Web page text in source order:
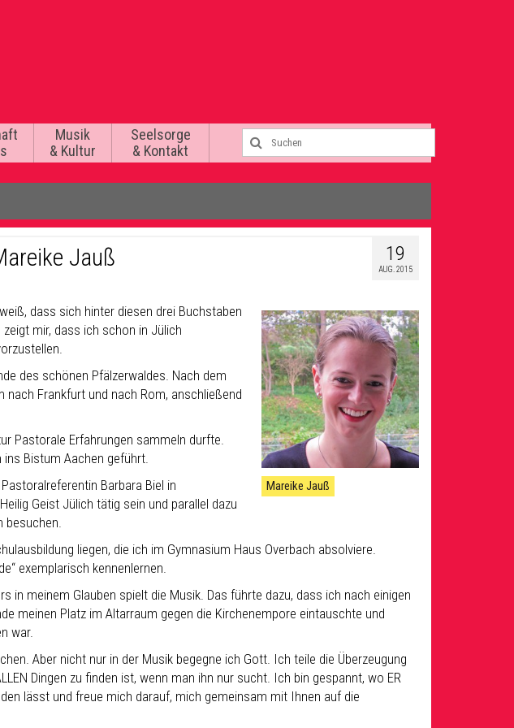
Musik
& Kultur
Seelsorge
& Kontakt
19
AUG. 2015
Jauß
Mareike Jauß
dass sich hinter diesen drei Buchstaben
mir, dass ich schon in Jülich
des schönen Pfälzerwaldes. Nach dem
Frankfurt und nach Rom, anschließend
Pastorale Erfahrungen sammeln durfte.
ins Bistum Aachen geführt.
Barbara Biel in
Geist Jülich tätig sein und parallel dazu
besuchen.
liegen, die ich im Gymnasium Haus Overbach absolviere.
exemplarisch kennenlernen.
in meinem Glauben spielt die Musik. Das führte dazu, dass ich nach einigen
meinen Platz im Altarraum gegen die Kirchenempore eintauschte und
war.
Aber nicht nur in der Musik begegne ich Gott. Ich teile die Überzeugung
Dingen zu finden ist, wenn man ihn nur sucht. Ich bin gespannt, wo ER
lässt und freue mich darauf, mich gemeinsam mit Ihnen auf die